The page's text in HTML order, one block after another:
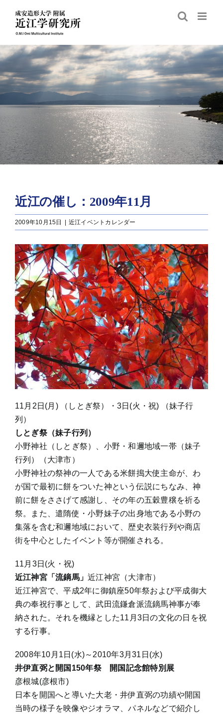
content
近江の催し：2009年11月
2009年10月15日 近江イベントカレンダー
11月2日(月) （しとぎ祭）・3日(火・祝) （妹子行
列）
しとぎ祭（妹子行列）
小野神社（しとぎ祭）、小野・和邇地域一帯（妹子
行列）（大津市）
小野神社の祭神の一人である米餅搗大使主命が、わ
が国で最初に餅をついた神という伝説にちなみ、神
前に餅をささげて感謝し、その年の五穀豊穣を祈る
祭。また、遣隋使・小野妹子の出身地である小野の
集落を含む和邇地域において、歴史衣装行列や商店
街を中心としたイベント等が開催される。
11月3日(火・祝)
近江神宮「流鏑馬」近江神宮（大津市）
近江神宮で、平成2年に御鎮座50年祭および平成御大
典の奉祝行事として、武田流鎌倉派流鏑馬神事が奉
納された。それを機縁とした11月3日の文化の日を祝
する行事。
2008年10月1日(水)～2010年3月31日(水)
井伊直弼と開国150年祭 開国記念館特別展
彦根城(彦根市)
日本を開国へと導いた大老・井伊直弼の功績や開国
当時の様子を映像やジオラマ、パネルなどで紹介し